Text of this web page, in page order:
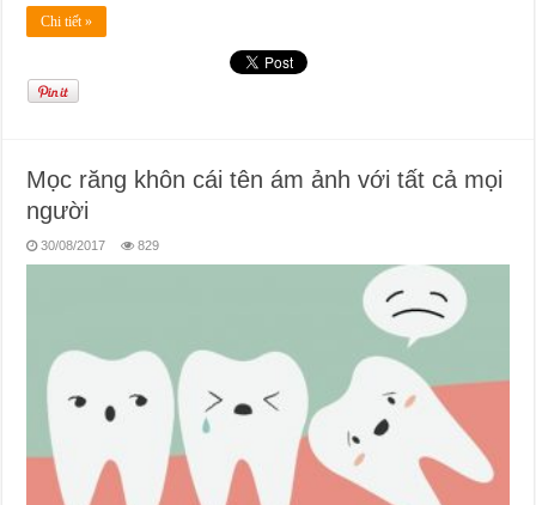
Chi tiết »
Mọc răng khôn cái tên ám ảnh với tất cả mọi
người
30/08/2017 829